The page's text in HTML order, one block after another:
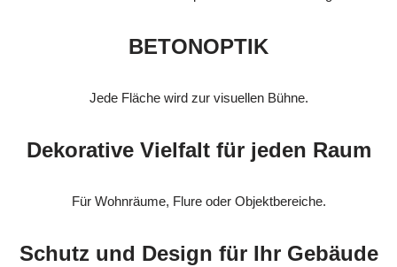
BETONOPTIK
Jede Fläche wird zur visuellen Bühne.
Dekorative Vielfalt für jeden Raum
Für Wohnräume, Flure oder Objektbereiche.
Schutz und Design für Ihr Gebäude